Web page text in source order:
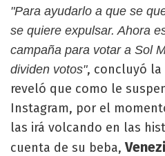
"Para ayudarlo a que se
se quiere expulsar. Ahora
campaña para votar a Sol
dividen votos", concluyó la
reveló que como le
Instagram, por el
las irá volcando en las
cuenta de su beba,